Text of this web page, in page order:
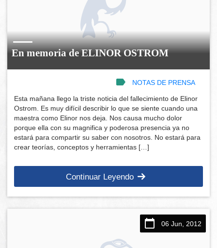
En memoria de ELINOR OSTROM
NOTAS DE PRENSA
Esta mañana llego la triste noticia del fallecimiento de Elinor
Ostrom. Es muy difícil describir lo que se siente cuando una
maestra como Elinor nos deja. Nos causa mucho dolor
porque ella con su magnifica y poderosa presencia ya no
estará para compartir su saber con nosotros. No estará para
crear teorías, conceptos y herramientas […]
Continuar Leyendo
06 Jun, 2012